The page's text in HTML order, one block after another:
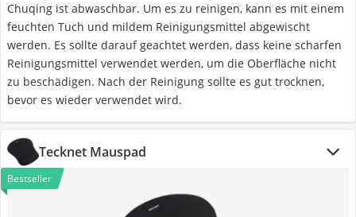
Chuqing ist abwaschbar. Um es zu reinigen, kann es mit einem
feuchten Tuch und mildem Reinigungsmittel abgewischt
werden. Es sollte darauf geachtet werden, dass keine scharfen
Reinigungsmittel verwendet werden, um die Oberfläche nicht
zu beschädigen. Nach der Reinigung sollte es gut trocknen,
bevor es wieder verwendet wird.
Tecknet Mauspad
Bestseller